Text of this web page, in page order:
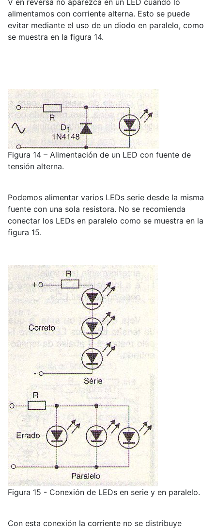
V en reversa no aparezca en un LED cuando lo
alimentamos con corriente alterna. Esto se puede
evitar mediante el uso de un diodo en paralelo, como
se muestra en la figura 14.
Figura 14 – Alimentación de un LED con fuente de
tensión alterna.
Podemos alimentar varios LEDs serie desde la misma
fuente con una sola resistora. No se recomienda
conectar los LEDs en paralelo como se muestra en la
figura 15.
Figura 15 - Conexión de LEDs en serie y en paralelo.
Con esta conexión la corriente no se distribuye